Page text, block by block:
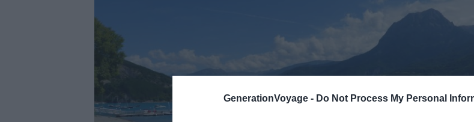
GenerationVoyage - Do Not Process My Personal